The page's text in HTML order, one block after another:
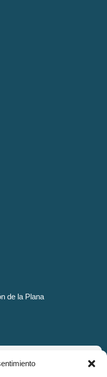
de la Plana